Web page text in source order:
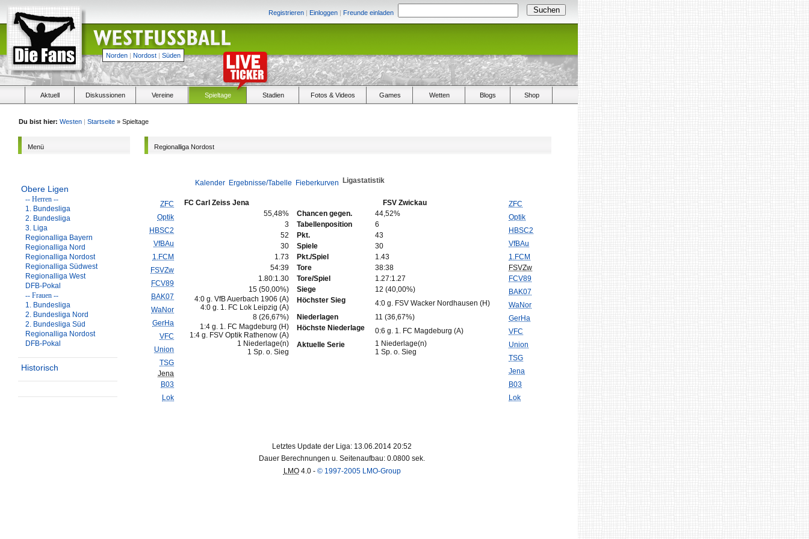
Registrieren | Einloggen | Freunde einladen
Norden | Nordost | Süden
Aktuell Diskussionen Vereine Spieltage Stadien Fotos & Videos Games Wetten Blogs Shop
Du bist hier: Westen | Startseite » Spieltage
Menü
Obere Ligen
-- Herren --
1. Bundesliga
2. Bundesliga
3. Liga
Regionalliga Bayern
Regionalliga Nord
Regionalliga Nordost
Regionalliga Südwest
Regionalliga West
DFB-Pokal
-- Frauen --
1. Bundesliga
2. Bundesliga Nord
2. Bundesliga Süd
Regionalliga Nordost
DFB-Pokal
Historisch
Regionalliga Nordost
Kalender Ergebnisse/Tabelle Fieberkurven Ligastatistik
ZFC
Optik
HBSC2
VfBAu
1.FCM
FSVZw
FCV89
BAK07
WaNor
GerHa
VFC
Union
TSG
Jena
B03
Lok
FC Carl Zeiss Jena
FSV Zwickau
55,48%
Chancen gegen.
44,52%
3
Tabellenposition
6
52
Pkt.
43
30
Spiele
30
1.73
Pkt./Spiel
1.43
54:39
Tore
38:38
1.80:1.30
Tore/Spiel
1.27:1.27
15 (50,00%)
Siege
12 (40,00%)
4:0 g. VfB Auerbach 1906 (A)
4:0 g. 1. FC Lok Leipzig (A)
Höchster Sieg
4:0 g. FSV Wacker Nordhausen (H)
8 (26,67%)
Niederlagen
11 (36,67%)
1:4 g. 1. FC Magdeburg (H)
1:4 g. FSV Optik Rathenow (A)
Höchste Niederlage
0:6 g. 1. FC Magdeburg (A)
1 Niederlage(n)
1 Sp. o. Sieg
Aktuelle Serie
1 Niederlage(n)
1 Sp. o. Sieg
ZFC
Optik
HBSC2
VfBAu
1.FCM
FSVZw
FCV89
BAK07
WaNor
GerHa
VFC
Union
TSG
Jena
B03
Lok
Letztes Update der Liga: 13.06.2014 20:52
Dauer Berechnungen u. Seitenaufbau: 0.0800 sek.
LMO4.0 - © 1997-2005 LMO-Group